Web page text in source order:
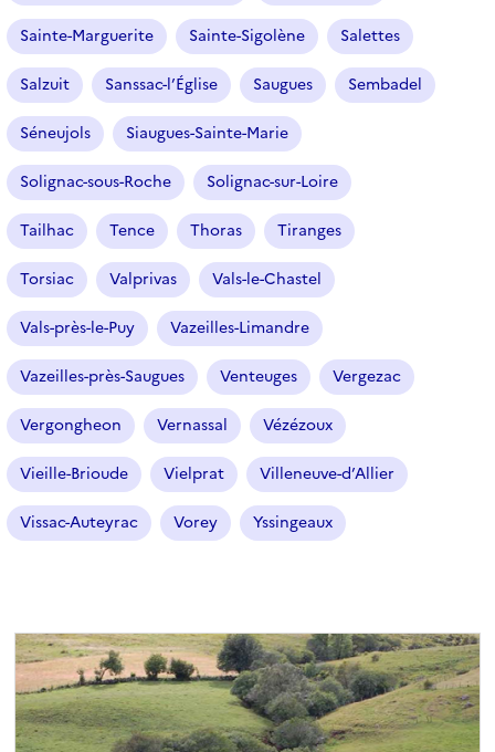
Sainte-Marguerite Sainte-Sigolène Salettes
Salzuit Sanssac-l’Église Saugues Sembadel
Séneujols Siaugues-Sainte-Marie
Solignac-sous-Roche Solignac-sur-Loire
Tailhac Tence Thoras Tiranges
Torsiac Valprivas Vals-le-Chastel
Vals-près-le-Puy Vazeilles-Limandre
Vazeilles-près-Saugues Venteuges Vergezac
Vergongheon Vernassal Vézézoux
Vieille-Brioude Vielprat Villeneuve-d’Allier
Vissac-Auteyrac Vorey Yssingeaux